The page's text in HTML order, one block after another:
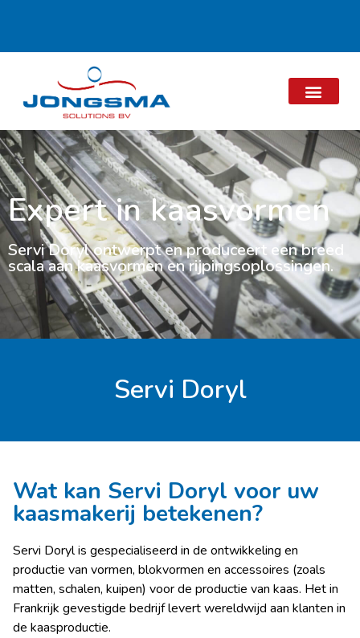
Expert in kaasvormen
Servi Doryl ontwerpt en produceert een breed
scala aan kaasvormen en rijpingsoplossingen.
Servi Doryl
Wat kan Servi Doryl voor uw
kaasmakerij betekenen?
Servi Doryl is gespecialiseerd in de ontwikkeling en
productie van vormen, blokvormen en accessoires (zoals
matten, schalen, kuipen) voor de productie van kaas. Het in
Frankrijk gevestigde bedrijf levert wereldwijd aan klanten in
de kaasproductie.